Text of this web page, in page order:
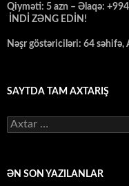
Qiyməti: 5 azn – Əlaqə:
İNDİ ZƏNG EDİN!
Nəşr göstəriciləri: 64 səhifə,
SAYTDA TAM AXTARIŞ
Axtarış:
ƏN SON YAZILANLAR